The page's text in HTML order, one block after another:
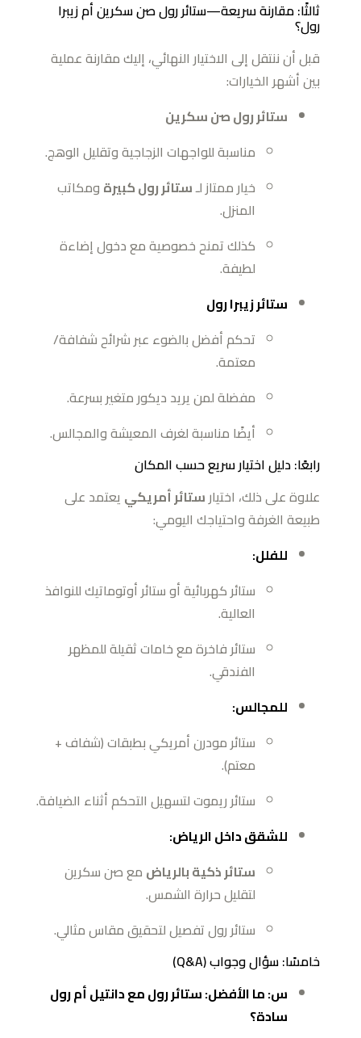
ثالثًا: مقارنة سريعة—ستائر رول صن سكرين أم زيبرا
رول؟
قبل أن ننتقل إلى الاختيار النهائي، إليك مقارنة عملية
بين أشهر الخيارات:
ستائر رول صن سكرين
مناسبة للواجهات الزجاجية وتقليل الوهج.
خيار ممتاز لـستائر رول كبيرة ومكاتب
المنزل.
كذلك تمنح خصوصية مع دخول إضاءة
لطيفة.
ستائر زيبرا رول
تحكم أفضل بالضوء عبر شرائح شفافة/
معتمة.
مفضلة لمن يريد ديكور متغير بسرعة.
أيضًا مناسبة لغرف المعيشة والمجالس.
رابعًا: دليل اختيار سريع حسب المكان
علاوة على ذلك، اختيار ستائر أمريكي يعتمد على
طبيعة الغرفة واحتياجك اليومي:
للفلل:
ستائر كهربائية أو ستائر أوتوماتيك للنوافذ
العالية.
ستائر فاخرة مع خامات ثقيلة للمظهر
الفندقي.
للمجالس:
ستائر مودرن أمريكي بطبقات (شفاف +
معتم).
ستائر ريموت لتسهيل التحكم أثناء الضيافة.
للشقق داخل الرياض:
ستائر ذكية بالرياض مع صن سكرين
لتقليل حرارة الشمس.
ستائر رول تفصيل لتحقيق مقاس مثالي.
خامسًا: سؤال وجواب (Q&A)
س: ما الأفضل: ستائر رول مع دانتيل أم رول
سادة؟